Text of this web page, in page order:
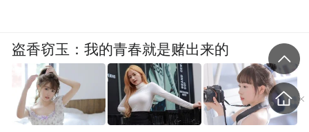
盗香窃玉：我的青春就是赌出来的